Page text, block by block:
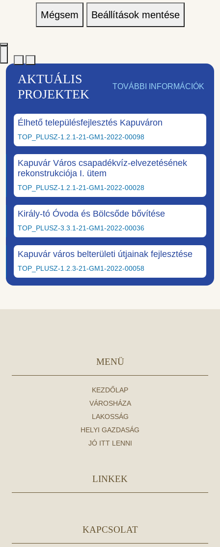
Mégsem Beállítások mentése
AKTUÁLIS
PROJEKTEK
TOVÁBBI INFORMÁCIÓK
Élhető településfejlesztés Kapuváron
TOP_PLUSZ-1.2.1-21-GM1-2022-00098
Kapuvár Város csapadékvíz-elvezetésének
rekonstrukciója I. ütem
TOP_PLUSZ-1.2.1-21-GM1-2022-00028
Király-tó Óvoda és Bölcsőde bővítése
TOP_PLUSZ-3.3.1-21-GM1-2022-00036
Kapuvár város belterületi útjainak fejlesztése
TOP_PLUSZ-1.2.3-21-GM1-2022-00058
MENÜ
KEZDŐLAP
VÁROSHÁZA
LAKOSSÁG
HELYI GAZDASÁG
JÓ ITT LENNI
LINKEK
KAPCSOLAT